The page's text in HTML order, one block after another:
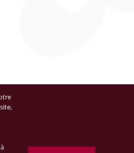
la scène et la caméra. Votre cours de
- Cours Artefact - SARL au capital de
- RCS Paris 504966524